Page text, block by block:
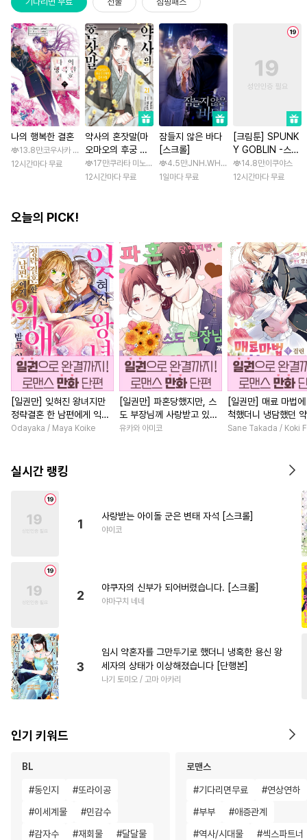
나의 행복한 결혼
13.8만코우사카 리토 / 아기토기 아쿠미
12시간마다 무료
약사의 혼잣말(마
오마오의 후궁 수
수께끼 풀이수첩)
17만쿠라타 미노지 / 휴우가 나츠
12시간마다 무료
잠들지 않은 바다
[스크롤]
4.5만JNH.WH Studio / Lasso
1일마다 무료
[크림툰] SPUNK
Y GOBLIN -스펑
키 고블린- [스크
롤]
14.8만이쿠야스
12시간마다 무료
오늘의 PICK!
[일권만] 잊혀진 왕녀지만
정략결혼 한 남편에게 익애
받고 있습니다 [단행본]
Odayaka / Maya Koike
[일권만] 파혼당했지만, 스
도 부장님께 사랑받고 있습
니다 [단행본]
유카와 아미코
[일권만] 매료 마법
척했더니 냉담했던
가 맹목적인 사랑꾼
Sane Takada / Koki
실시간 랭킹
1
사랑받는 아이돌 군은 변태 자석 [스크롤]
야이코
2
야쿠자의 신부가 되어버렸습니다. [스크롤]
야마구치 네네
3
임시 약혼자를 그만두기로 했더니 냉혹한 용신 왕
세자의 상태가 이상해졌습니다 [단행본]
나기 토미오 / 고마 아카리
인기 키워드
BL
#동인지 #또라이공
#이세계물 #민감수
#감자수 #재회물 #달달물
로맨스
#기다리면무료 #연상연하
#부부 #애증관계
#역사/시대물 #섹스파트너